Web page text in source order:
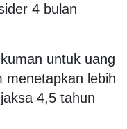
4 bulan
untuk uang
menetapkan lebih
4,5 tahun